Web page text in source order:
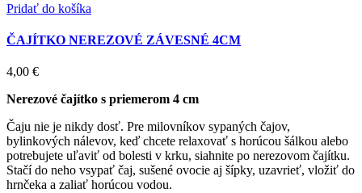
Pridať do košíka
ČAJÍTKO NEREZOVÉ ZÁVESNÉ 4CM
4,00 €
Nerezové čajítko s priemerom 4 cm
Čaju nie je nikdy dosť. Pre milovníkov sypaných čajov,
bylinkových nálevov, keď chcete relaxovať s horúcou šálkou alebo
potrebujete uľaviť od bolesti v krku, siahnite po nerezovom čajítku.
Stačí do neho vsypať čaj, sušené ovocie aj šípky, uzavrieť, vložiť do
hrnčeka a zaliať horúcou vodou.